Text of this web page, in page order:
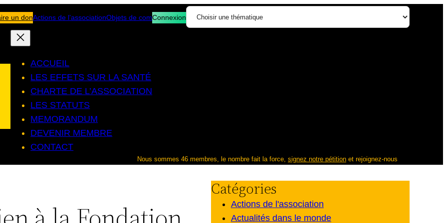
un donActions de l’associationObjets de comConnexion
ACCUEIL
LES EFFETS SUR LA SANTÉ
CHARTE DE L’ASSOCIATION
LES STATUTS
MEMORANDUM
DEVENIR MEMBRE
CONTACT
Nous sommes 46 membres, le nombre fait la force, signez notre pétitionet rejoignez-nous
Catégories
Actions de l'association
Actualités dans le monde